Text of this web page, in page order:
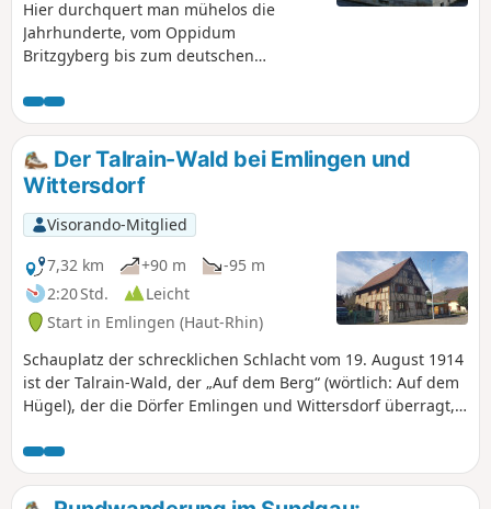
Hier durchquert man mühelos die
Jahrhunderte, vom Oppidum
Britzgyberg bis zum deutschen
man das weitläufige Altenberg-Massiv
und das noch gut erhaltene Dorf
Luemschwiller durchquert, könnte man
für einen Moment glauben, die Zeit sei
stehen geblieben.
Der Talrain-Wald bei Emlingen und
Wittersdorf
Visorando-Mitglied
7,32 km
+90 m
-95 m
2:20 Std.
Leicht
Start in Emlingen (Haut-Rhin)
Schauplatz der schrecklichen Schlacht vom 19. August 1914
ist der Talrain-Wald, der „Auf dem Berg“ (wörtlich: Auf dem
Hügel), der die Dörfer Emlingen und Wittersdorf überragt,
vermittelt Ihnen über den Gedenkweg, den diese Route
teilweise mitnimmt, mehr über die Akteure dieser Schlacht.